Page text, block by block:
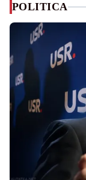
POLITICA